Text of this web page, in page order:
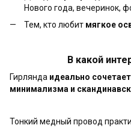
Нового года, вечеринок,
Тем, кто любит мягкое
В какой
Гирлянда идеально
минимализма и
Тонкий медный провод